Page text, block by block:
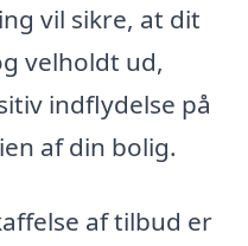
vil sikre, at dit
velholdt ud,
indflydelse på
af din bolig.
af tilbud er